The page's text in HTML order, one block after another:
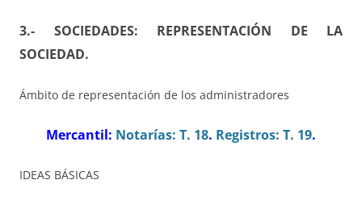
3.- SOCIEDADES: REPRESENTACIÓN DE LA
SOCIEDAD.
Ámbito de representación de los administradores
Mercantil: Notarías: T. 18. Registros: T. 19.
IDEAS BÁSICAS